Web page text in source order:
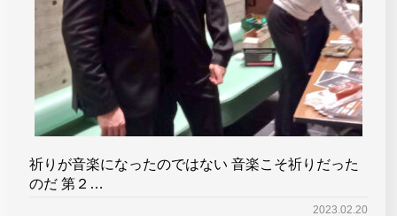
祈りが音楽になったのではない 音楽こそ祈りだった
のだ 第２…
2023.02.20